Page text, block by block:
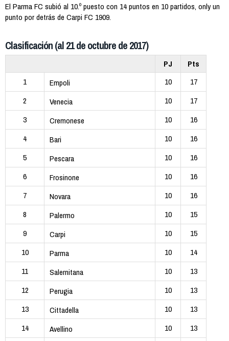
El Parma FC subió al 10.º puesto con 14 puntos en 10 partidos, only un
punto por detrás de Carpi FC 1909.
Clasificación (al 21 de octubre de 2017)
PJ
Pts
1
Empoli 10
17
2
Venecia 10
17
3
Cremonese 10
16
4
Bari 10
16
5
Pescara 10
16
6
Frosinone 10
16
7
Novara 10
16
8
Palermo 10
15
9
Carpi 10
15
10
Parma 10
14
11
Salernitana 10
13
12
Perugia 10
13
13
Cittadella 10
13
14
Avellino 10
13